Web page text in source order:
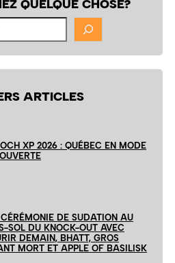
QUELQUE CHOSE?
ARTICLES
XP 2026 : QUÉBEC EN MODE
DE SUDATION AU
SOL DU KNOCK-OUT AVEC
DEMAIN, BHATT, GROS
MORT ET APPLE OF BASILISK